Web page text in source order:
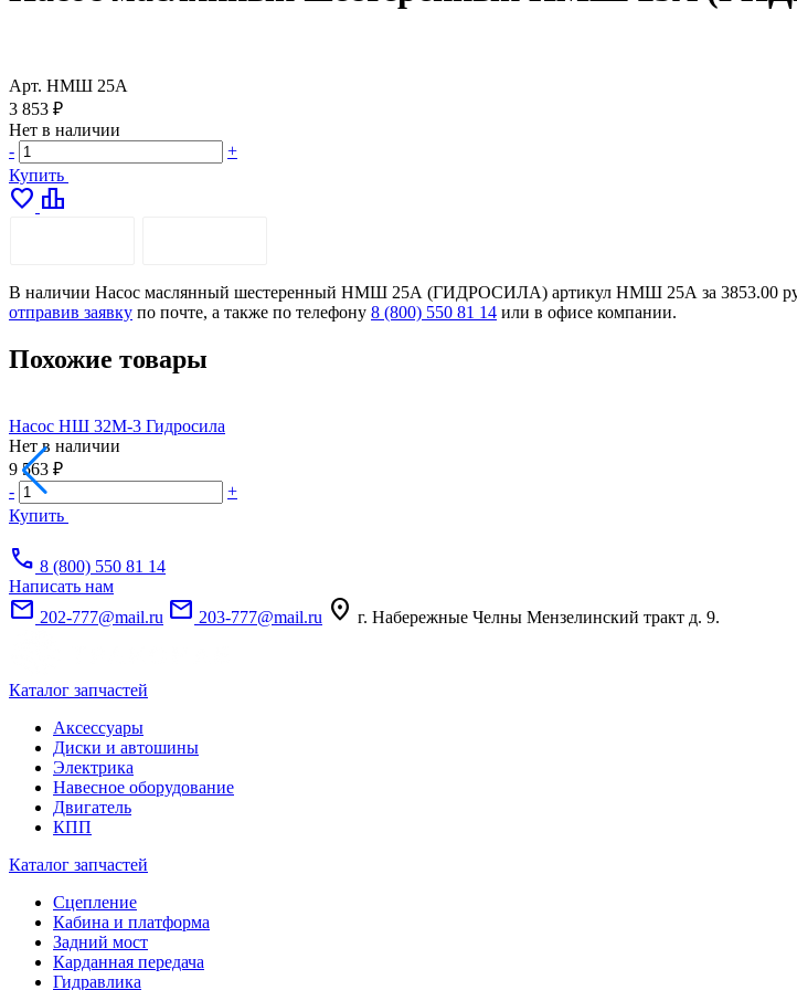
Арт. НМШ 25А
3 853 ₽
Нет в наличии
-
+
Купить
favorite leaderboard
В наличии Насос маслянный шестеренный НМШ 25А (ГИДРОСИЛА) артикул НМШ 25А за 3853.00 руб.
отправив заявку по почте, а также по телефону 8 (800) 550 81 14 или в офисе компании.
Похожие товары
Насос НШ 32М-3 Гидросила
Нет в наличии
9 563 ₽
-
+
Купить
call 8 (800) 550 81 14
Написать нам
mail 202-777@mail.ru mail 203-777@mail.ru location_on г. Набережные Челны Мензелинский тракт д. 9.
Каталог запчастей
Аксессуары
Диски и автошины
Электрика
Навесное оборудование
Двигатель
КПП
Каталог запчастей
Сцепление
Кабина и платформа
Задний мост
Карданная передача
Гидравлика